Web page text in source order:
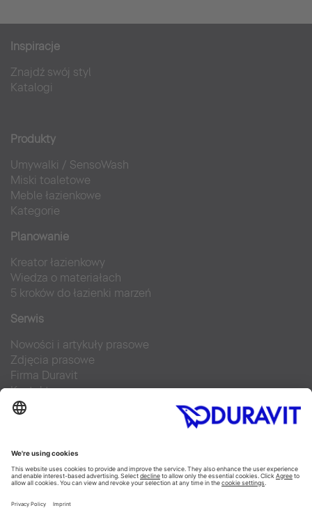
Inspiracje
Znajdź swój styl
Katalogi
Produkty
Umywalki / SensoWash
Miski toaletowe
Meble łazienkowe
Kategorie
Planowanie
Kreator łazienkowy
Wiedza o materiałach
5 kroków do łazienki marzeń
Serwis
Nowości i artykuły prasowe
Zdjęcia prasowe
Firma Duravit
Kontakt
Najczęściej zadawane pytania
Facebook
Instagram
Pinterest
Blog
Flickr